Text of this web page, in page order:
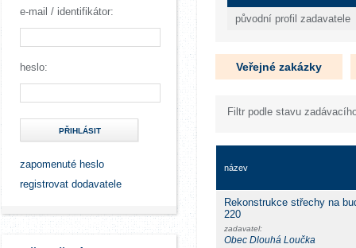
e-mail / identifikátor:
heslo:
PŘIHLÁSIT
zapomenuté heslo
registrovat dodavatele
původní profil zadavatele
Veřejné zakázky
Filtr podle stavu
název
Rekonstrukce střechy na
220
zadavatel:
Obec Dlouhá Loučka